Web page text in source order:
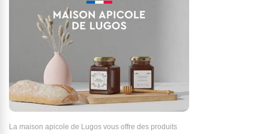
La maison apicole de Lugos vous offre des produits